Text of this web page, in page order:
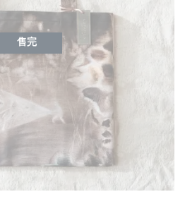
售完